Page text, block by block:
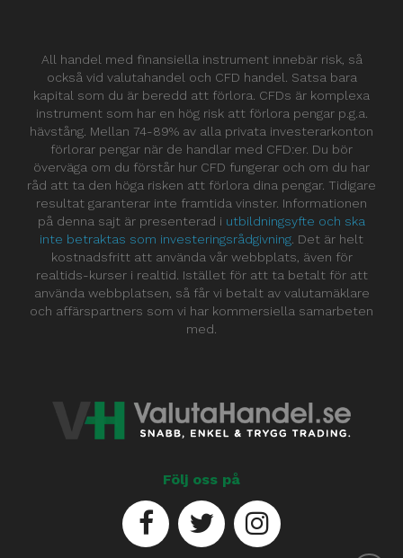
All handel med finansiella instrument innebär risk, så
också vid valutahandel och CFD handel. Satsa bara
kapital som du är beredd att förlora. CFDs är komplexa
instrument som har en hög risk att förlora pengar p.g.a.
hävstång. Mellan 74-89% av alla privata investerarkonton
förlorar pengar när de handlar med CFD:er. Du bör
överväga om du förstår hur CFD fungerar och om du har
råd att ta den höga risken att förlora dina pengar. Tidigare
resultat garanterar inte framtida vinster. Informationen
på denna sajt är presenterad i utbildningsyfte och ska
inte betraktas som investeringsrådgivning . Det är helt
kostnadsfritt att använda vår webbplats, även för
realtids-kurser i realtid. Istället för att ta betalt för att
använda webbplatsen, så får vi betalt av valutamäklare
och affärspartners som vi har kommersiella samarbeten
med.
Följ oss på